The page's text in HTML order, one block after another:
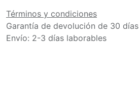
Términos y condiciones
Garantía de devolución de 30 días
Envío: 2-3 días laborables